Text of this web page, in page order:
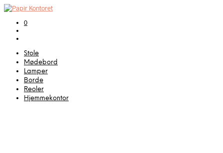
0
Stole
Mødebord
Lamper
Borde
Reoler
Hjemmekontor